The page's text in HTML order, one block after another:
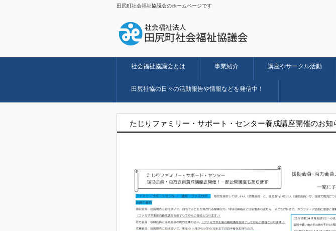
田尻町社会福祉協議会のホームページです
社会福祉協議会とは 事業紹介 講座やサークル活動
田尻社協の日々の活動報告や情報などを発信中！
たじりファミリー・サポート・センター養成講座開催のお知